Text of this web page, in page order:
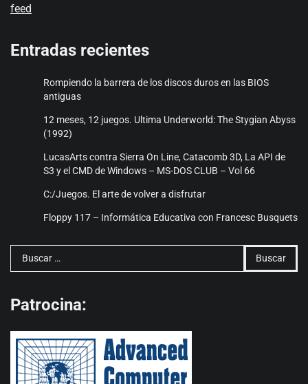
feed
Entradas recientes
Rompiendo la barrera de los discos duros en las BIOS
antiguas
12 meses, 12 juegos. Ultima Underworld: The Stygian Abyss
(1992)
LucasArts contra Sierra On Line, Catacomb 3D, La API de
S3 y el CMD de Windows – MS-DOS CLUB – Vol 66
C:/Juegos. El arte de volver a disfrutar
Floppy 117 – Informática Educativa con Francesc Busquets
Buscar:
Patrocina: